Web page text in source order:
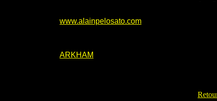
www.alainpelosato.com
ARKHAM